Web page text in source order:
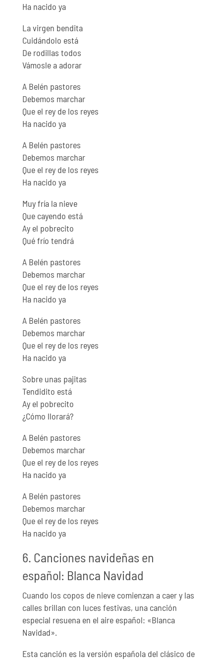
Ha nacido ya
La virgen bendita
Cuidándolo está
De rodillas todos
Vámosle a adorar
A Belén pastores
Debemos marchar
Que el rey de los reyes
Ha nacido ya
A Belén pastores
Debemos marchar
Que el rey de los reyes
Ha nacido ya
Muy fría la nieve
Que cayendo está
Ay el pobrecito
Qué frío tendrá
A Belén pastores
Debemos marchar
Que el rey de los reyes
Ha nacido ya
A Belén pastores
Debemos marchar
Que el rey de los reyes
Ha nacido ya
Sobre unas pajitas
Tendidito está
Ay el pobrecito
¿Cómo llorará?
A Belén pastores
Debemos marchar
Que el rey de los reyes
Ha nacido ya
A Belén pastores
Debemos marchar
Que el rey de los reyes
Ha nacido ya
6. Canciones navideñas en
español: Blanca Navidad
Cuando los copos de nieve comienzan a caer y las
calles brillan con luces festivas, una canción
especial resuena en el aire español: «Blanca
Navidad».
Esta canción es la versión española del clásico de